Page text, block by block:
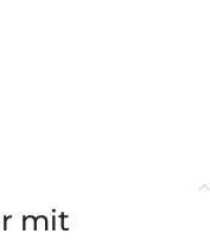
mit